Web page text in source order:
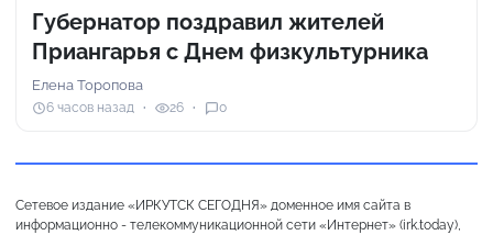
Губернатор поздравил жителей
Приангарья с Днем физкультурника
Елена Торопова
6 часов назад 26 0
Сетевое издание «ИРКУТСК СЕГОДНЯ» доменное имя сайта в
информационно - телекоммуникационной сети «Интернет» (irk.today),